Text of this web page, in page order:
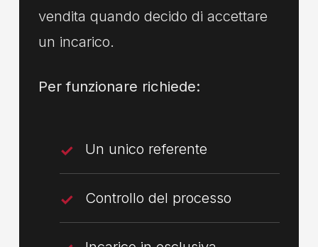
vendita quando decido di accettare
un incarico.
Per funzionare richiede:
Un unico referente
Controllo del processo